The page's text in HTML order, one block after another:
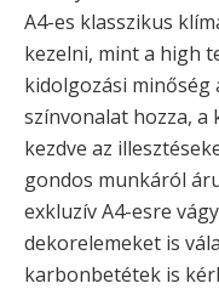
A4-es klasszikus
kezelni, mint a high
kidolgozási
színvonalat hozza, a
kezdve az
gondos munkáról
exkluzív A4-esre
dekorelemeket is
karbonbetétek is